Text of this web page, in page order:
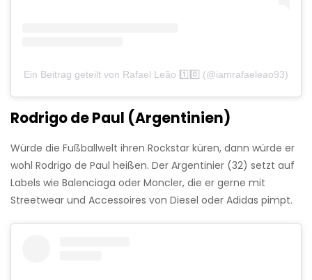
Ein Beitrag geteilt von Rafael Leão 1️⃣0️⃣ (@iamrafaeleao93)
Rodrigo de Paul (Argentinien)
Würde die Fußballwelt ihren Rockstar küren, dann würde er
wohl Rodrigo de Paul heißen. Der Argentinier (32) setzt auf
Labels wie Balenciaga oder Moncler, die er gerne mit
Streetwear und Accessoires von Diesel oder Adidas pimpt.